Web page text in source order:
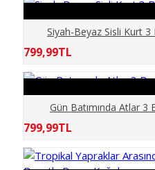
MERMER
PALMİYE
Siyah-Beyaz Sisli Kurt 3
799,99TL
Gün Batımında Atlar 3
799,99TL